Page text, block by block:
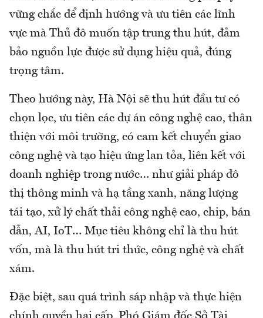
vững chắc để định hướng và ưu tiên các lĩnh
vực mà Thủ đô muốn tập trung thu hút, đảm
bảo nguồn lực được sử dụng hiệu quả, đúng
trọng tâm.
Theo hướng này, Hà Nội sẽ thu hút đầu tư có
chọn lọc, ưu tiên các dự án công nghệ cao, thân
thiện với môi trường, có cam kết chuyển giao
công nghệ và tạo hiệu ứng lan tỏa, liên kết với
doanh nghiệp trong nước… như giải pháp đô
thị thông minh và hạ tầng xanh, năng lượng
tái tạo, xử lý chất thải công nghệ cao, chip, bán
dẫn, AI, IoT… Mục tiêu không chỉ là thu hút
vốn, mà là thu hút tri thức, công nghệ và chất
xám.
Đặc biệt, sau quá trình sáp nhập và thực hiện